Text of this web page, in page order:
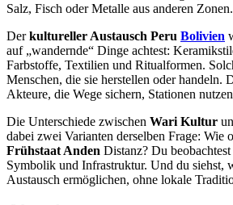
Salz, Fisch oder Metalle aus anderen Zonen.
Derkultureller Austausch Peru Bolivien
auf „wandernde“ Dinge achtest:
Farbstoffe, Textilien und Ritualformen.
Menschen, die sie herstellen oder handeln.
Akteure, die Wege sichern, Stationen
Die Unterschiede zwischen Wari Kultur
dabei zwei Varianten derselben Frage: Wie
Frühstaat Anden Distanz? Du
Symbolik und Infrastruktur. Und du siehst,
Austausch ermöglichen, ohne lokale